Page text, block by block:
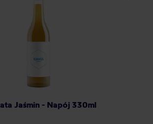
Jaśmin - Napój 330ml